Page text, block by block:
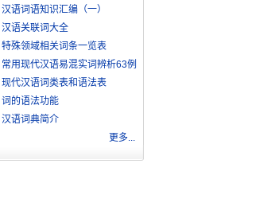
汉语词语知识汇编（一）
汉语关联词大全
特殊领域相关词条一览表
常用现代汉语易混实词辨析63例
现代汉语词类表和语法表
词的语法功能
汉语词典简介
更多...